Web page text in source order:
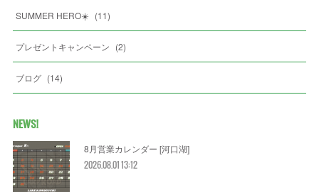
SUMMER HERO☀️ (11)
プレゼントキャンペーン (2)
ブログ (14)
NEWS!
8月営業カレンダー [河口湖]
2026.08.01 13:12